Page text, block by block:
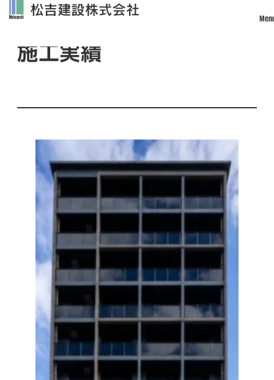
トップ
建築・設計事業
不動産事業
戸建住宅事業
管理・改修・リフォーム事業
施工実績
採用情報
社員インタビュー
数字から見える松吉建設
福利厚生
募集要項・応募フォーム
インフォメーション
お問い合わせ
サイトマップ
施工実績